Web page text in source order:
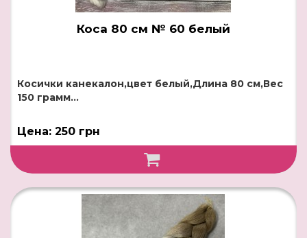
Коса 80 см № 60 белый
Косички канекалон,цвет белый,Длина 80 см,Вес
150 грамм...
Цена: 250 грн